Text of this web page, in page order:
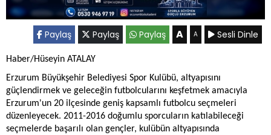
Paylaş Paylaş Paylaş A A Sesli Dinle
Haber/Hüseyin ATALAY
Erzurum Büyükşehir Belediyesi Spor Kulübü, altyapısını
güçlendirmek ve geleceğin futbolcularını keşfetmek amacıyla
Erzurum'un 20 ilçesinde geniş kapsamlı futbolcu seçmeleri
düzenleyecek. 2011-2016 doğumlu sporcuların katılabileceği
seçmelerde başarılı olan gençler, kulübün altyapısında